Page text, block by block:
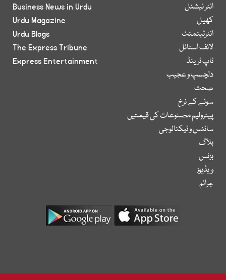
انٹر نیشنل
کھیل
انٹرٹینمنٹ
لائف اسٹائل
ٹاپ ٹرینڈ
دلچسپ و عجیب
صحت
سونے کے نرخ
پیٹرولیم مصنوعات کی قیمتیں
سائنس و ٹیکنالوجی
بلاگ
بزنس
ویڈیوز
جرائم
Business News in Urdu
Urdu Magazine
Urdu Blogs
The Express Tribune
Express Entertainment